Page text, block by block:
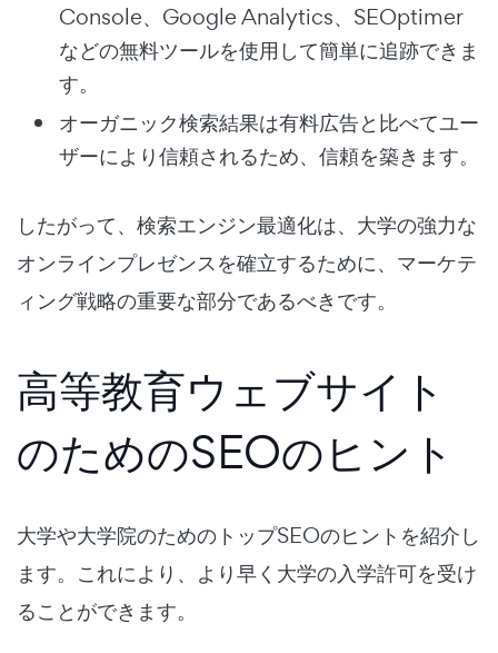
Console、Google Analytics、SEOptimer
などの無料ツールを使用して簡単に追跡できま
す。
オーガニック検索結果は有料広告と比べてユー
ザーにより信頼されるため、信頼を築きます。
したがって、検索エンジン最適化は、大学の強力な
オンラインプレゼンスを確立するために、マーケテ
ィング戦略の重要な部分であるべきです。
高等教育ウェブサイト
のためのSEOのヒント
大学や大学院のためのトップSEOのヒントを紹介し
ます。これにより、より早く大学の入学許可を受け
ることができます。